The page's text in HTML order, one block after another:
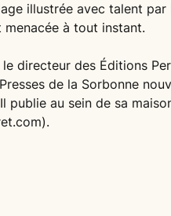
illustrée avec talent
à tout instant.
directeur des Éditions
de la Sorbonne
publie au sein de sa